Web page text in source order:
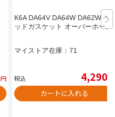
円
K6A DA64V DA64W DA62W ヘ
ッドガスケット オーバーホール
マイストア在庫： 71
税込 4,290
カートに入れる